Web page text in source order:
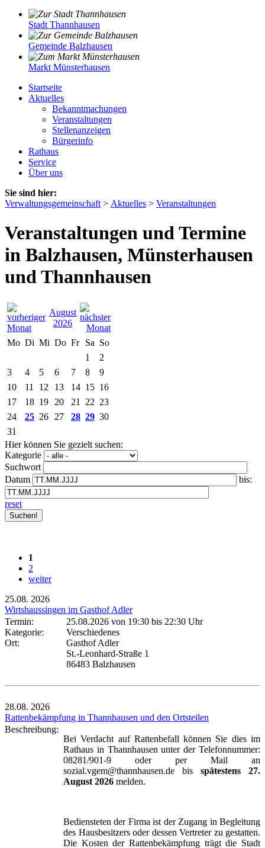
Stadt Thannhausen
Gemeinde Balzhausen
Markt Münsterhausen
Startseite
Aktuelles
Bekanntmachungen
Veranstaltungen
Stellenanzeigen
Bürgerinfo
Rathaus
Service
Über uns
Sie sind hier:
Verwaltungsgemeinschaft > Aktuelles > Veranstaltungen
Veranstaltungen und Termine
in Balzhausen, Münsterhausen
und Thannhausen
August
2026
Mo Di Mi Do Fr Sa So
1
2
3
4 5 6 7 8
9
10
11 12 13 14 15 16
17
18 19 20 21 22 23
24
25 26 27 28 29 30
31
Hier können Sie gezielt suchen:
Kategorie
Suchwort
Datum
bis:
reset
1
2
weiter
25.08. 2026
Wirtshaussingen im Gasthof Adler
Termin:
25.08.2026 von 19:30 bis 22:30 Uhr
Kategorie:
Verschiedenes
Ort:
Gasthof Adler
St.-Leonhard-Straße 1
86483 Balzhausen
28.08. 2026
Rattenbekämpfung in Thannhausen und den Ortsteilen
Beschreibung:
Bei Verdacht auf Rattenbefall können Sie dies im
Rathaus in Thannhausen unter der Telefonnummer:
08281/901-9 oder per Mail an
sozial.vgem@thannhausen.de bis spätestens 27.
August 2026 melden.
Bediensteten der Firma ist der Zugang in Begleitung
des Hausbesitzers oder dessen Vertreter zu gestatten.
Die Kosten der Rattenbekämpfung trägt die Stadt